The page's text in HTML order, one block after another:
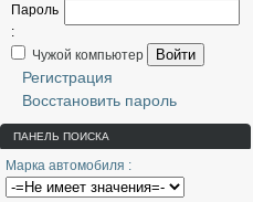
Пароль
:
Чужой компьютер
Войти
Регистрация
Восстановить пароль
ПАНЕЛЬ ПОИСКА
Марка автомобиля :